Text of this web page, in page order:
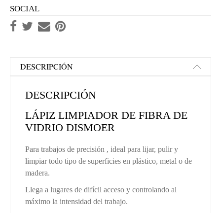
SOCIAL
DESCRIPCIÓN
DESCRIPCIÓN
LÁPIZ LIMPIADOR DE FIBRA DE
VIDRIO DISMOER
Para trabajos de precisión , ideal para lijar, pulir y
limpiar todo tipo de superficies en plástico, metal o de
madera.
Llega a lugares de difícil acceso y controlando al
máximo la intensidad del trabajo.